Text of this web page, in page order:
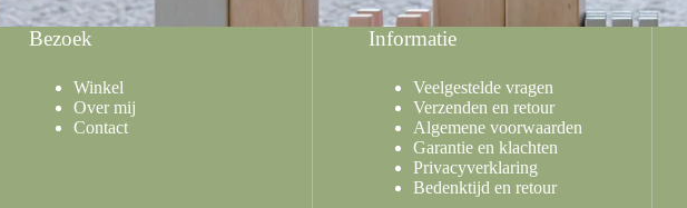
Bezoek
Winkel
Over mij
Contact
Informatie
Veelgestelde vragen
Verzenden en retour
Algemene voorwaarden
Garantie en klachten
Privacyverklaring
Bedenktijd en retour